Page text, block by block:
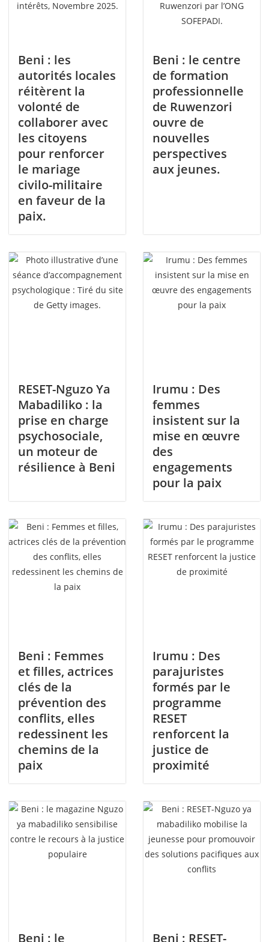
Beni : les
autorités locales
réitèrent la
volonté de
collaborer avec
les citoyens
pour renforcer
le mariage
civilo-militaire
en faveur de la
paix.
Beni : le centre
de formation
professionnelle
de Ruwenzori
ouvre de
nouvelles
perspectives
aux jeunes.
RESET-Nguzo Ya
Mabadiliko : la
prise en charge
psychosociale,
un moteur de
résilience à Beni
Irumu : Des
femmes
insistent sur la
mise en œuvre
des
engagements
pour la paix
Beni : Femmes
et filles, actrices
clés de la
prévention des
conflits, elles
redessinent les
chemins de la
paix
Irumu : Des
parajuristes
formés par le
programme
RESET
renforcent la
justice de
proximité
Beni : le
Beni : RESET-